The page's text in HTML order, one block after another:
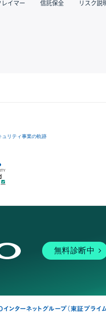
レイマー 信託保全 リスク説
ュリティ事業の軌跡
無料診断中